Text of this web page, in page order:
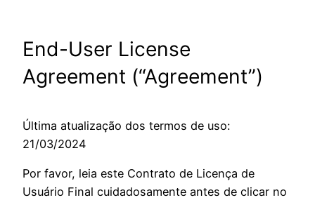
End-User License
Agreement (“Agreement”)
Última atualização dos termos de uso:
21/03/2024
Por favor, leia este Contrato de Licença de
Usuário Final cuidadosamente antes de clicar no